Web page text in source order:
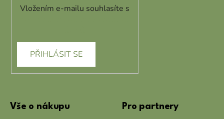
Vložením e-mailu souhlasíte s
PŘIHLÁSIT SE
Vše o nákupu Pro partnery